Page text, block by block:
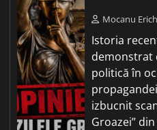
Mocanu
Istoria
demonstrat
politică în
izbucnit
Groazei”